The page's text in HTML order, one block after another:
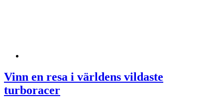
Vinn en resa i världens vildaste
turboracer